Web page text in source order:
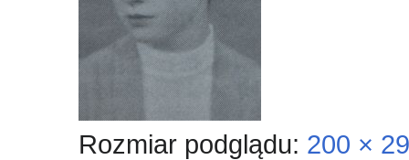
Rozmiar podglądu: 200 ×